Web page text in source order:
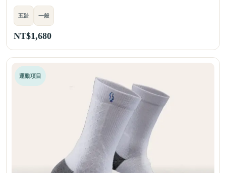
五趾 一般
NT$1,680
運動項目